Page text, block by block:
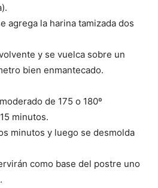
agrega la harina tamizada dos
y se vuelca sobre un
bien enmantecado.
de 175 o 180º
minutos.
minutos y luego se desmolda
como base del postre uno